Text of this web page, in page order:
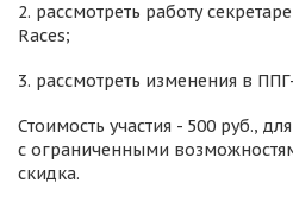
2. рассмотреть работу
Races;
3. рассмотреть изменения в
Стоимость участия - 500 руб.,
с ограниченными
скидка.